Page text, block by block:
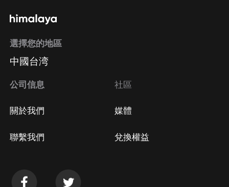
選擇您的地區
中國台湾
公司信息
關於我們
聯繫我們
社區
媒體
兌換權益